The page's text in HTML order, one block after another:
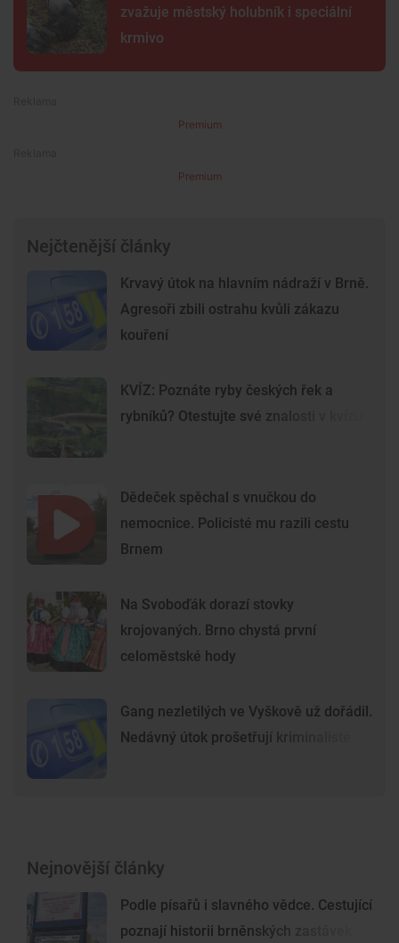
zvažuje městský holubník i speciální
krmivo
Premium
Premium
Nejčtenější články
Krvavý útok na hlavním nádraží v Brně.
Agresoři zbili ostrahu kvůli zákazu
kouření
KVÍZ: Poznáte ryby českých řek a
rybníků? Otestujte své znalosti v kvízu
Dědeček spěchal s vnučkou do
nemocnice. Policisté mu razili cestu
Brnem
Na Svoboďák dorazí stovky
krojovaných. Brno chystá první
celoměstské hody
Gang nezletilých ve Vyškově už dořádil.
Nedávný útok prošetřují kriminalisté
Nejnovější články
Podle písařů i slavného vědce. Cestující
poznají historii brněnských zastávek